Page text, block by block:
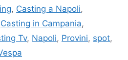
, Casting a Napoli,
Casting in Campania,
Tv, Napoli, Provini, spot,